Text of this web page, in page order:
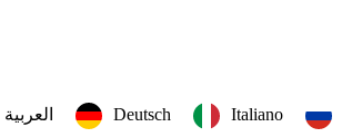
العربية‏ Deutsch Italiano